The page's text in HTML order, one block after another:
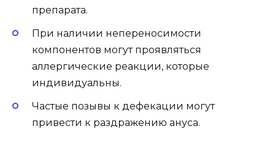
препарата.
При наличии непереносимости
компонентов могут проявляться
аллергические реакции, которые
индивидуальны.
Частые позывы к дефекации могут
привести к раздражению ануса.